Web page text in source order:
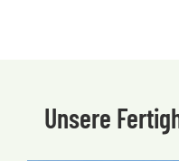
Unsere